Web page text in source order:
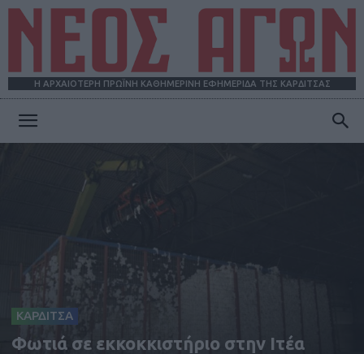
Η ΑΡΧΑΙΟΤΕΡΗ ΠΡΩΪΝΗ ΚΑΘΗΜΕΡΙΝΗ ΕΦΗΜΕΡΙΔΑ ΤΗΣ ΚΑΡΔΙΤΣΑΣ
ΚΑΡΔΙΤΣΑ
Φωτιά σε εκκοκκιστήριο στην Ιτέα